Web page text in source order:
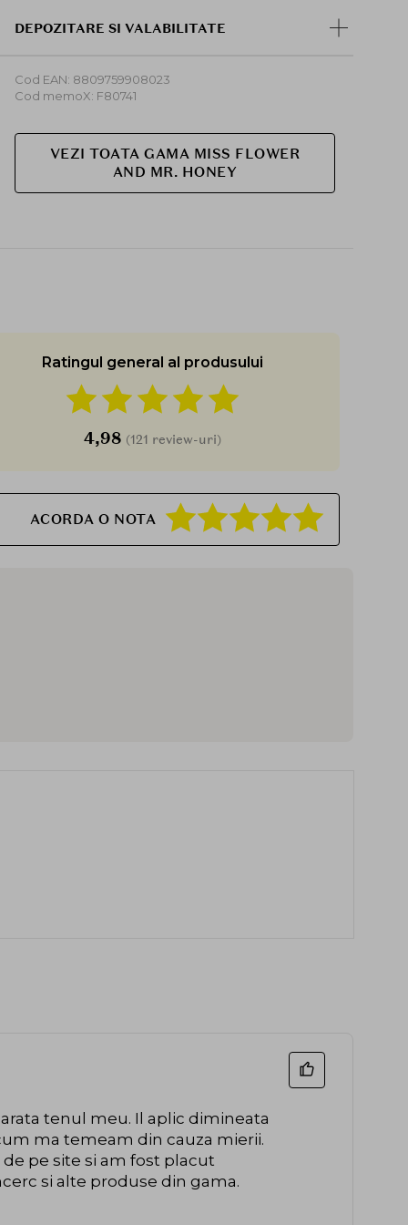
DEPOZITARE SI VALABILITATE
Cod EAN: 8809759908023
Cod memoX: F80741
VEZI TOATA GAMA MISS FLOWER
AND MR. HONEY
Ratingul general al produsului
4,98 (121 review-uri)
ACORDA O NOTA
tenul meu. Il aplic dimineata
ma temeam din cauza mierii.
pe site si am fost placut
si alte produse din gama.